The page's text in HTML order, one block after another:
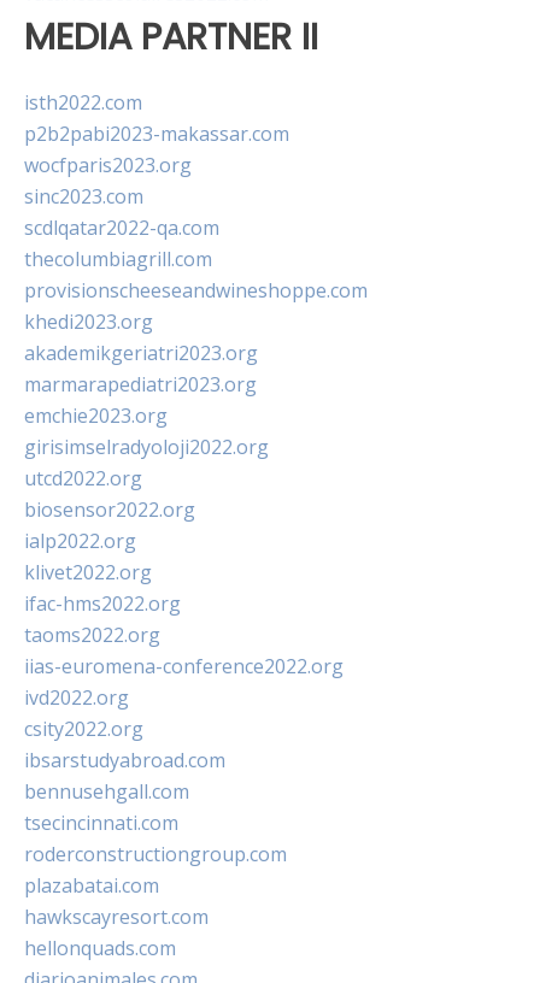
MEDIA PARTNER II
isth2022.com
p2b2pabi2023-makassar.com
wocfparis2023.org
sinc2023.com
scdlqatar2022-qa.com
thecolumbiagrill.com
provisionscheeseandwineshoppe.com
khedi2023.org
akademikgeriatri2023.org
marmarapediatri2023.org
emchie2023.org
girisimselradyoloji2022.org
utcd2022.org
biosensor2022.org
ialp2022.org
klivet2022.org
ifac-hms2022.org
taoms2022.org
iias-euromena-conference2022.org
ivd2022.org
csity2022.org
ibsarstudyabroad.com
bennusehgall.com
tsecincinnati.com
roderconstructiongroup.com
plazabatai.com
hawkscayresort.com
hellonquads.com